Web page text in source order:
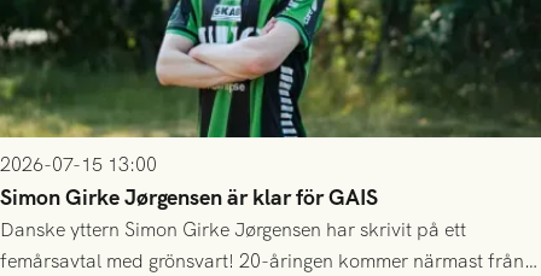
2026-07-15 13:00
Simon Girke Jørgensen är klar för GAIS
Danske yttern Simon Girke Jørgensen har skrivit på ett
femårsavtal med grönsvart! 20-åringen kommer närmast från